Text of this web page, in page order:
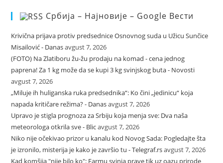
Србија – Најновије – Google Вести
Krivična prijava protiv predsednice Osnovnog suda u Užicu Sunčice
Misailović - Danasavgust 7, 2026
(FOTO) Na Zlatiboru žu-žu prodaju na komad - cena jednog
paprena! Za 1 kg može da se kupi 3 kg svinjskog buta - Novosti
avgust 7, 2026
„Miluje ih huliganska ruka predsednika“: Ko čini „jedinicu“ koja
napada kritičare režima? - Danasavgust 7, 2026
Upravo je stigla prognoza za Srbiju koja menja sve: Dva naša
meteorologa otkrila sve - Blicavgust 7, 2026
Niko nije očekivao prizor u kanalu kod Novog Sada: Pogledajte šta
je izronilo, misterija je kako je završio tu - Telegraf.rsavgust 7, 2026
Kad komšija "nije bilo ko": Farmu svinja prave tik uz oazu prirode